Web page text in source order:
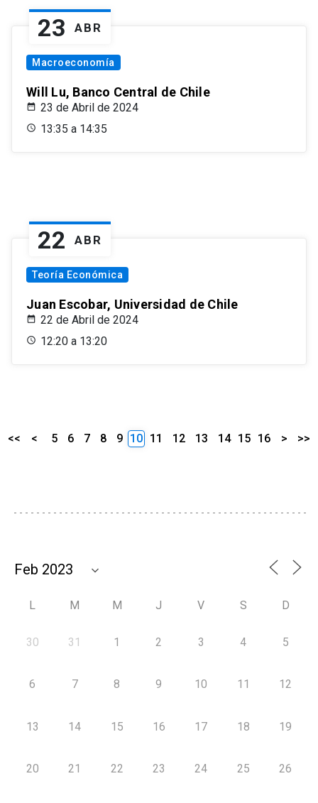
23 ABR
Macroeconomía
Will Lu, Banco Central de Chile
23 de Abril de 2024
13:35 a 14:35
22 ABR
Teoría Económica
Juan Escobar, Universidad de Chile
22 de Abril de 2024
12:20 a 13:20
<< < 5 6 7 8 9 10 11 12 13 14 15 16 > >>
L M M J V S D
30 31 1 2 3 4 5
6 7 8 9 10 11 12
13 14 15 16 17 18 19
20 21 22 23 24 25 26